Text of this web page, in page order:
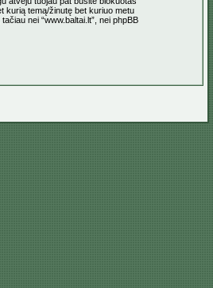
kurią temą/žinutę bet kuriuo metu
nei “www.baltai.lt”, nei phpBB